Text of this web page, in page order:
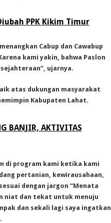
PPK Kikim Timur
Cabup dan Cawabup
kami yakin, bahwa Paslon
ujarnya.
atas dukungan masyarakat
Kabupaten Lahat.
BANJIR, AKTIVITAS
di program kami ketika kami
pertanian, kewirausahaan,
dengan jargon “Menata
niat dan tekat untuk menuju
dan sekali lagi saya ingatkan